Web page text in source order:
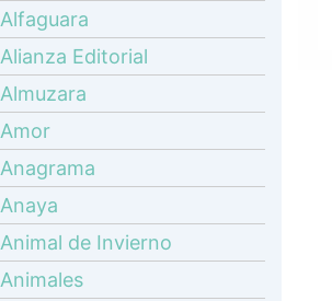
Alfaguara
Alianza Editorial
Almuzara
Amor
Anagrama
Anaya
Animal de Invierno
Animales